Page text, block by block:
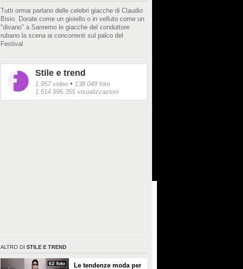
Tutti ormai parlano delle celebri giacche di Claudio
Bisio. Dorate come un gioiello o in velluto come un
"divano" a Sanremo le giacche del conduttore
rubano la scena ai concorrenti sul palco del
Festival
Stile e trend
1.957 video • 138.049 foto
1.514.996.355 visualizzazioni
ALTRO DI STILE E TREND
62 foto
Le tendenze moda per